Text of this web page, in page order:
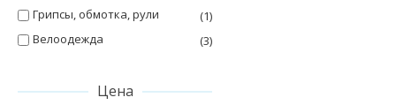
Грипсы, обмотка, рули
(1)
Велоодежда
(3)
Цена